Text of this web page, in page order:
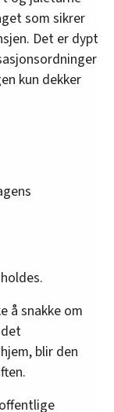
som sikrer
Det er dypt
kun dekker
å snakke om
blir den